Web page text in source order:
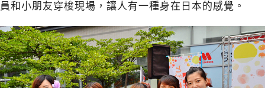
員和小朋友穿梭現場，讓人有一種身在日本的感覺。